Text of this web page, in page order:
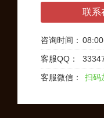
联系
咨询时间：
客服QQ：
客服微信：
扫码